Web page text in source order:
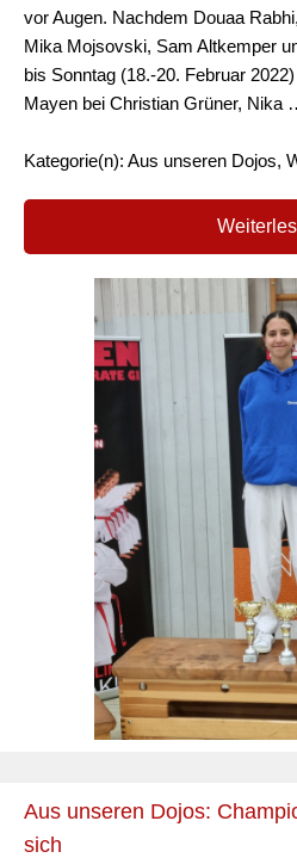
vor Augen. Nachdem Douaa
Mika Mojsovski, Sam Altkemper
bis Sonntag (18.-20. Februar
Mayen bei Christian Grüner, Nika
Kategorie(n): Aus unseren Dojos,
Aus unseren Dojos:
sich